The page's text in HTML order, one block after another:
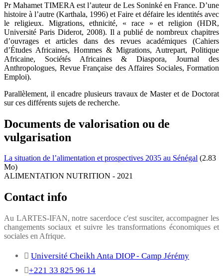
Pr Mahamet TIMERA est l’auteur de Les Soninké en France. D’une
histoire à l’autre (Karthala, 1996) et Faire et défaire les identités avec
le religieux. Migrations, ethnicité, « race » et religion (HDR,
Université Paris Diderot, 2008). Il a publié de nombreux chapitres
d’ouvrages et articles dans des revues académiques (Cahiers
d’Études Africaines, Hommes & Migrations, Autrepart, Politique
Africaine, Sociétés Africaines & Diaspora, Journal des
Anthropologues, Revue Française des Affaires Sociales, Formation
Emploi).
Parallèlement, il encadre plusieurs travaux de Master et de Doctorat
sur ces différents sujets de recherche.
Documents de valorisation ou de
vulgarisation
La situation de l’alimentation et prospectives 2035 au Sénégal (2.83
Mo)
ALIMENTATION NUTRITION - 2021
Contact info
Au LARTES-IFAN, notre sacerdoce c'est susciter, accompagner les
changements sociaux et suivre les transformations économiques et
sociales en Afrique.
Université Cheikh Anta DIOP - Camp Jérémy
+221 33 825 96 14